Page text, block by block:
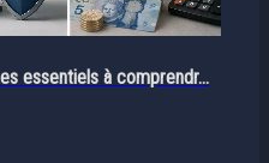
essentiels à comprendr...